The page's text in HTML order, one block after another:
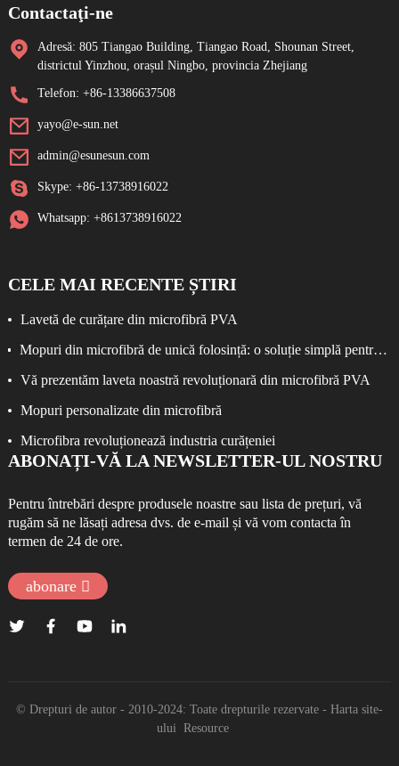
Contactaţi-ne
Adresă: 805 Tiangao Building, Tiangao Road, Shounan Street,
districtul Yinzhou, orașul Ningbo, provincia Zhejiang
Telefon: +86-13386637508
yayo@e-sun.net
admin@esunesun.com
Skype: +86-13738916022
Whatsapp: +8613738916022
CELE MAI RECENTE ȘTIRI
Lavetă de curățare din microfibră PVA
Mopuri din microfibră de unică folosință: o soluție simplă pentru
Vă prezentăm laveta noastră revoluționară din microfibră PVA
Mopuri personalizate din microfibră
Microfibra revoluționează industria curățeniei
ABONAȚI-VĂ LA NEWSLETTER-UL NOSTRU
Pentru întrebări despre produsele noastre sau lista de prețuri, vă
rugăm să ne lăsați adresa dvs. de e-mail și vă vom contacta în
termen de 24 de ore.
abonare
© Drepturi de autor - 2010-2024: Toate drepturile rezervate - Harta site-
ului Resource